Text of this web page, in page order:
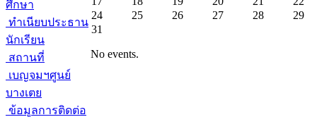
ศึกษา
ทำเนียบประธาน
นักเรียน
สถานที่
เบญจมฯศูนย์
บางเตย
ข้อมูลการติดต่อ
24
25 26 27 28
29
31
No events.